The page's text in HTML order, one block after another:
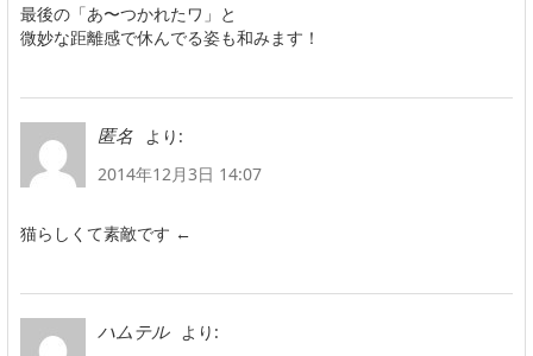
最後の「あ〜つかれたワ」と
微妙な距離感で休んでる姿も和みます！
匿名
より:
2014年12月3日 14:07
猫らしくて素敵です ←
ハムテル
より: